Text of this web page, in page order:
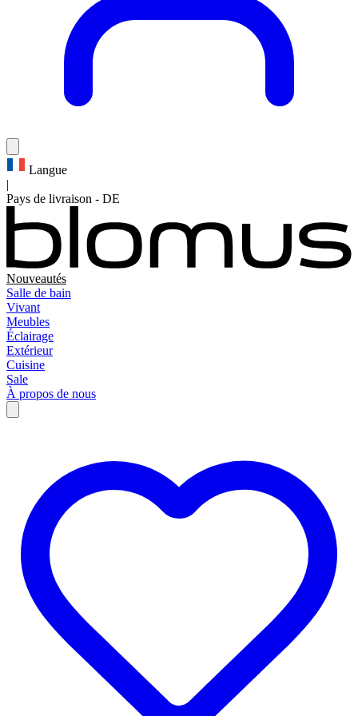
Langue
|
Pays de livraison - DE
Nouveautés
Salle de bain
Vivant
Meubles
Éclairage
Extérieur
Cuisine
Sale
À propos de nous